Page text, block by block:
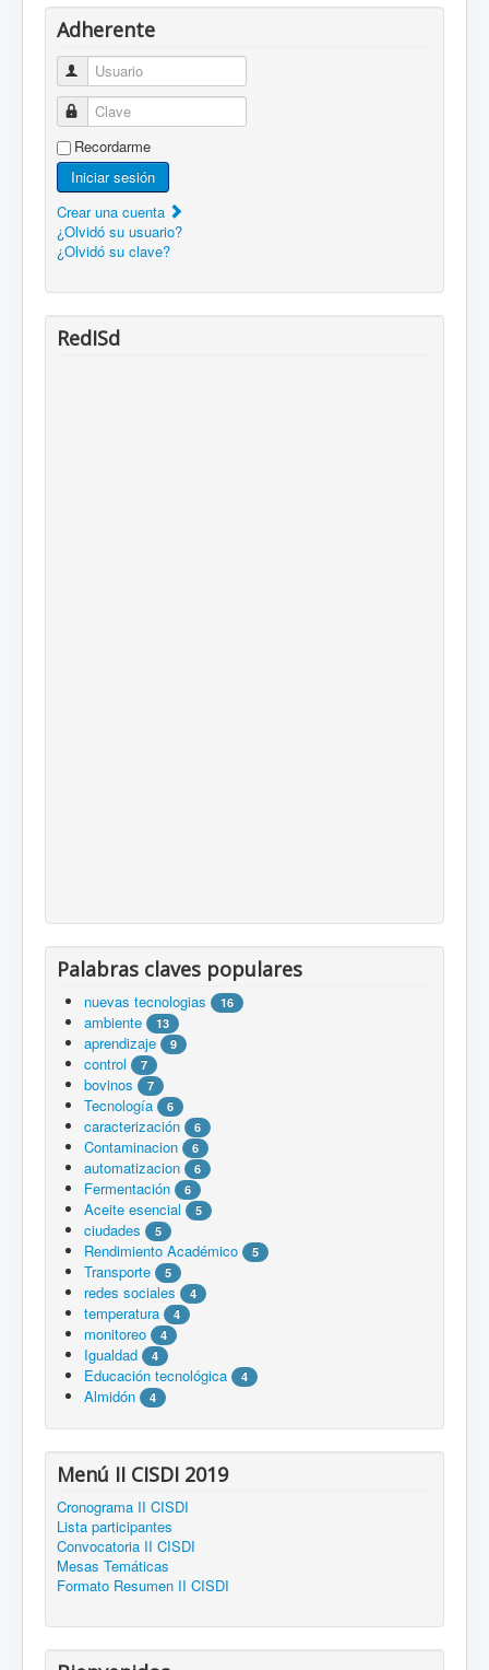
Adherente
Usuario
Clave
Recordarme
Iniciar sesión
Crear una cuenta
¿Olvidó su usuario?
¿Olvidó su clave?
RedISd
Palabras claves populares
nuevas tecnologias 16
ambiente 13
aprendizaje 9
control 7
bovinos 7
Tecnología 6
caracterización 6
Contaminacion 6
automatizacion 6
Fermentación 6
Aceite esencial 5
ciudades 5
Rendimiento Académico 5
Transporte 5
redes sociales 4
temperatura 4
monitoreo 4
Igualdad 4
Educación tecnológica 4
Almidón 4
Menú II CISDI 2019
Cronograma II CISDI
Lista participantes
Convocatoria II CISDI
Mesas Temáticas
Formato Resumen II CISDI